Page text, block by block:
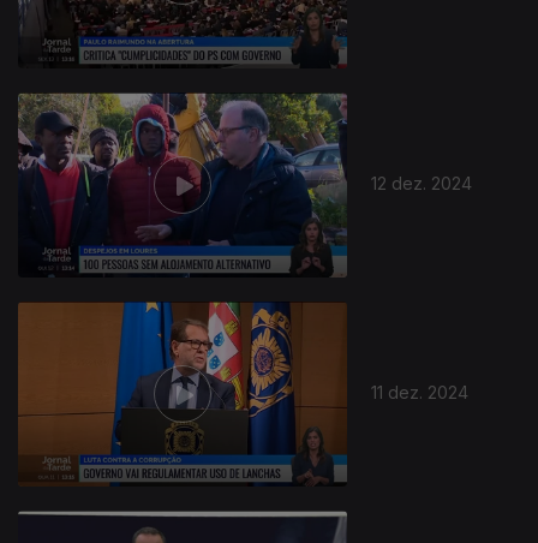
12 dez. 2024
11 dez. 2024